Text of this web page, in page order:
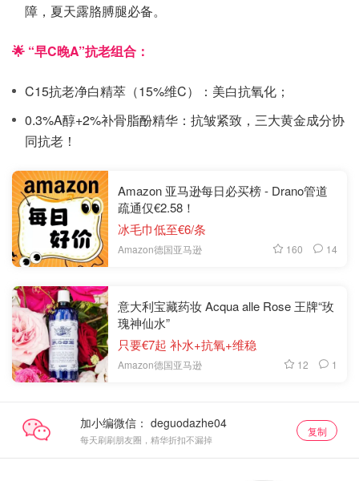
障，夏天露胳膊腿必备。
🌟 “早C晚A”抗老组合：
C15抗老净白精萃（15%维C）：美白抗氧化；
0.3%A醇+2%补骨脂酚精华：抗皱紧致，三大黄金成分协
同抗老！
Amazon 亚马逊每日必买榜 - Drano管道
疏通仅€2.58！
冰毛巾低至€6/条
Amazon德国亚马逊 160 14
意大利宝藏药妆 Acqua alle Rose 王牌“玫
瑰神仙水”
只要€7起 补水+抗氧+维稳
Amazon德国亚马逊 12 1
加小编微信：
每天刷刷朋友圈，精华折扣不漏掉
复制